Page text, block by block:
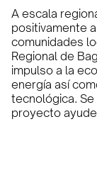
A escala
positivamente
comunidades
Regional de
impulso a la
energía así
tecnológica.
proyecto